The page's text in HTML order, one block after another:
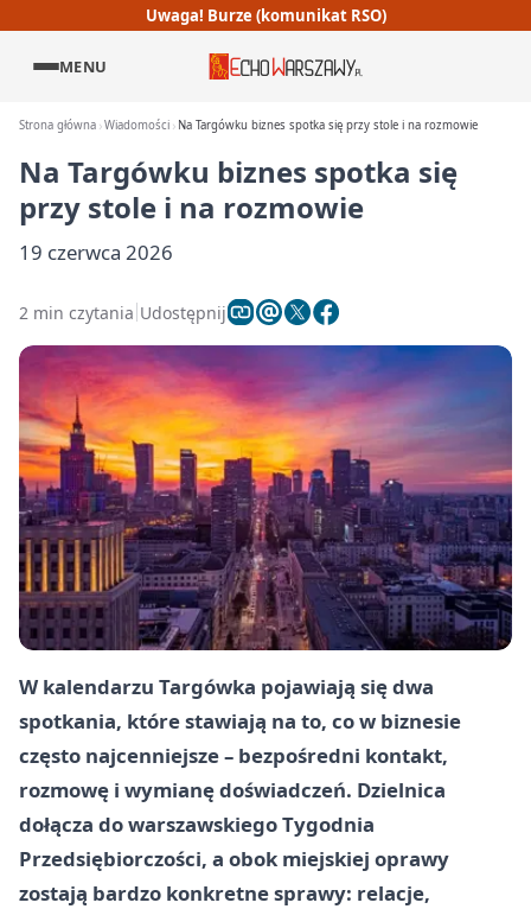
Uwaga! Burze (komunikat RSO)
MENU
Strona główna Wiadomości Na Targówku biznes spotka się przy stole i na rozmowie
Na Targówku biznes spotka się
przy stole i na rozmowie
19 czerwca 2026
2 min czytania Udostępnij
W kalendarzu Targówka pojawiają się dwa
spotkania, które stawiają na to, co w biznesie
często najcenniejsze – bezpośredni kontakt,
rozmowę i wymianę doświadczeń. Dzielnica
dołącza do warszawskiego Tygodnia
Przedsiębiorczości, a obok miejskiej oprawy
zostają bardzo konkretne sprawy: relacje,